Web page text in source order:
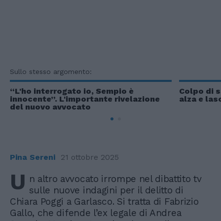
Sullo stesso argomento:
“L'ho interrogato io, Sempio è
innocente”. L'importante rivelazione
del nuovo avvocato
Colpo di
alza e
Pina Sereni 21 ottobre 2025
U n altro avvocato irrompe nel dibattito tv
sulle nuove indagini per il delitto di
Chiara Poggi a Garlasco. Si tratta di Fabrizio
Gallo, che difende l’ex legale di Andrea